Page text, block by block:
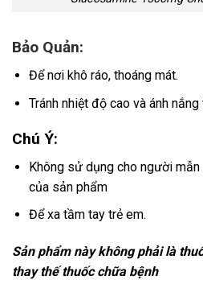
Bảo Quản:
Để nơi khô ráo, thoáng mát.
Tránh nhiệt độ cao và ánh
Chú Ý:
Không sử dụng cho người
của sản phẩm
Để xa tầm tay trẻ em.
Sản phẩm này không phải là
thay thế thuốc chữa bệnh